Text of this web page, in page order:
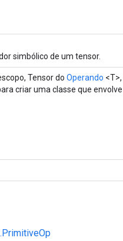
simbólico de um tensor.
Tensor do Operando
criar uma classe que